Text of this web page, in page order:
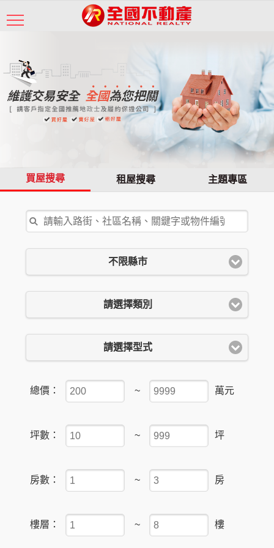
買屋搜尋 租屋搜尋 主題專區
不限縣市
請選擇類別
請選擇型式
總價： ~ 萬元
坪數： ~ 坪
房數： ~ 房
樓層： ~ 樓